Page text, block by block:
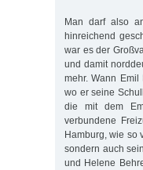
Man darf also
hinreichend
war es der
und damit
mehr. Wann
wo er seine
die mit dem
verbundene
Hamburg, wie so
sondern auch
und Helene